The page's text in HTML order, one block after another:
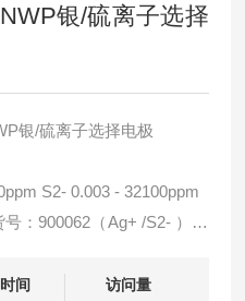
银/硫离子选择
银/硫离子选择电极
测量范围：Ag+ 0.01 - 107900ppm S2- 0.003 - 32100ppm
：900062（Ag+ /S2- ）；
； S2- 941609
间
访问量